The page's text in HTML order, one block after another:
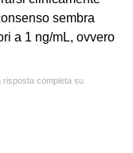
sembra
a 1 ng/mL, ovvero
risposta completa su